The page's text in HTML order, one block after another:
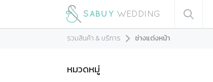
รวมสินค้า & บริการ ช่างแต่งหน้า
หมวดหมู่